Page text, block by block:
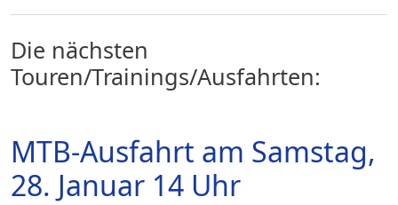
Die nächsten
Touren/Trainings/Ausfahrten:
MTB-Ausfahrt am Samstag,
28. Januar 14 Uhr